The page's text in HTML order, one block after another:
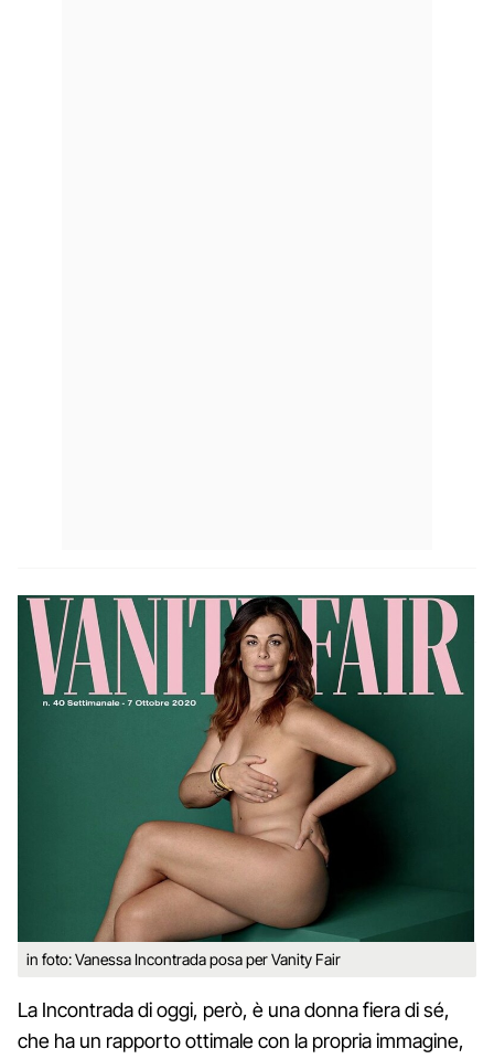
in foto: Vanessa Incontrada posa per Vanity Fair
La Incontrada di oggi, però, è una donna fiera di sé,
che ha un rapporto ottimale con la propria immagine,